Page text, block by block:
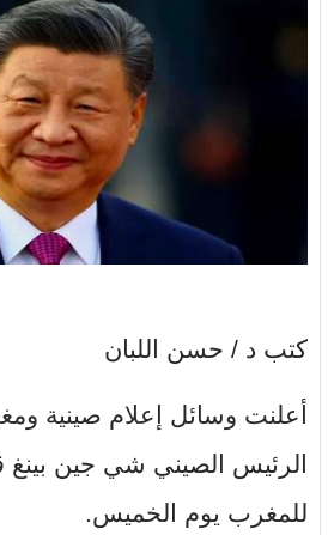
كتب د / حسن اللبان
أعلنت وسائل إعلام صينية
الرئيس الصيني شي جين بينغ
للمغرب يوم الخميس.